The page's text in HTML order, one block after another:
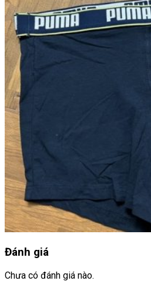
Đánh giá
Chưa có đánh giá nào.